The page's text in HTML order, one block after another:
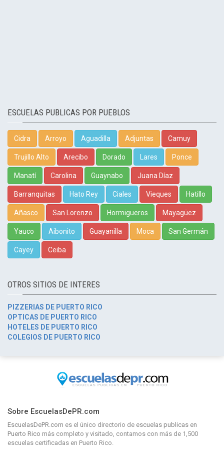
ESCUELAS PUBLICAS POR PUEBLOS
Cidra Arroyo Aguadilla Adjuntas Camuy
Trujillo Alto Arecibo Dorado Lares Ponce
Manatí Carolina Guaynabo Juana Díaz
Barranquitas Hato Rey Ciales Vieques Hatillo
Añasco San Lorenzo Hormigueros Mayagüez
Yauco Aibonito Guayanilla Moca San Germán
Cayey Ceiba
OTROS SITIOS DE INTERES
PIZZERIAS DE PUERTO RICO
OPTICAS DE PUERTO RICO
HOTELES DE PUERTO RICO
COLEGIOS DE PUERTO RICO
Sobre EscuelasDePR.com
EscuelasDePR.com es el único directorio de escuelas publicas en
Puerto Rico más completo y visitado, contamos con más de 1,500
escuelas certificadas en Puerto Rico.